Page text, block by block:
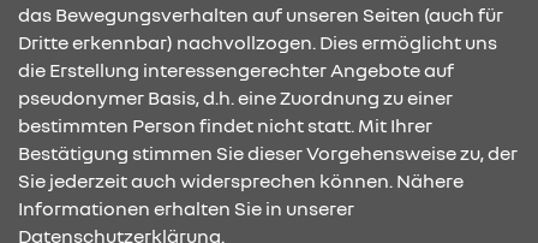
KONTAKT & ANFAHRT
ÖFFNUNGSZEITEN
das Bewegungsverhalten auf unseren Seiten (auch für
Dritte erkennbar) nachvollzogen. Dies ermöglicht uns
die Erstellung interessengerechter Angebote auf
pseudonymer Basis, d.h. eine Zuordnung zu einer
bestimmten Person findet nicht statt. Mit Ihrer
Bestätigung stimmen Sie dieser Vorgehensweise zu, der
Sie jederzeit auch widersprechen können. Nähere
Informationen erhalten Sie in unserer
Datenschutzerklärung.